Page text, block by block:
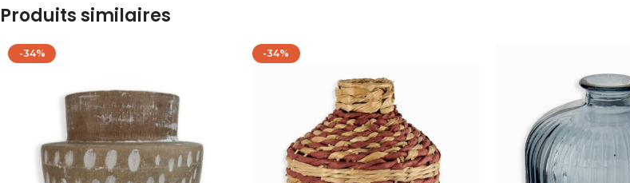
Produits similaires
-34% -34%